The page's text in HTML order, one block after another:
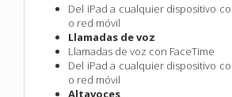
Del iPad a cualquier dispositivo
o red móvil
Llamadas de voz
Llamadas de voz con FaceTime
Del iPad a cualquier dispositivo
o red móvil
Altavoces